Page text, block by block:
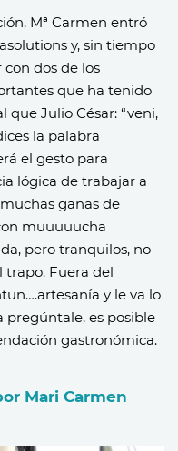
Mª Carmen entró
y, sin tiempo
dos de los
que ha tenido
que Julio César: “veni,
la palabra
el gesto para
lógica de trabajar a
ganas de
muuuuucha
pero tranquilos, no
trapo. Fuera del
y le va lo
pregúntale, es posible
gastronómica.
Mari Carmen